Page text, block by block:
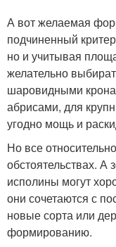
А вот желаемая
подчиненный
но и учитывая
желательно
шаровидными
абрисами, для
угодно мощь и
Но все
обстоятельствах.
исполины могут
они сочетаются с
новые сорта или
формированию.